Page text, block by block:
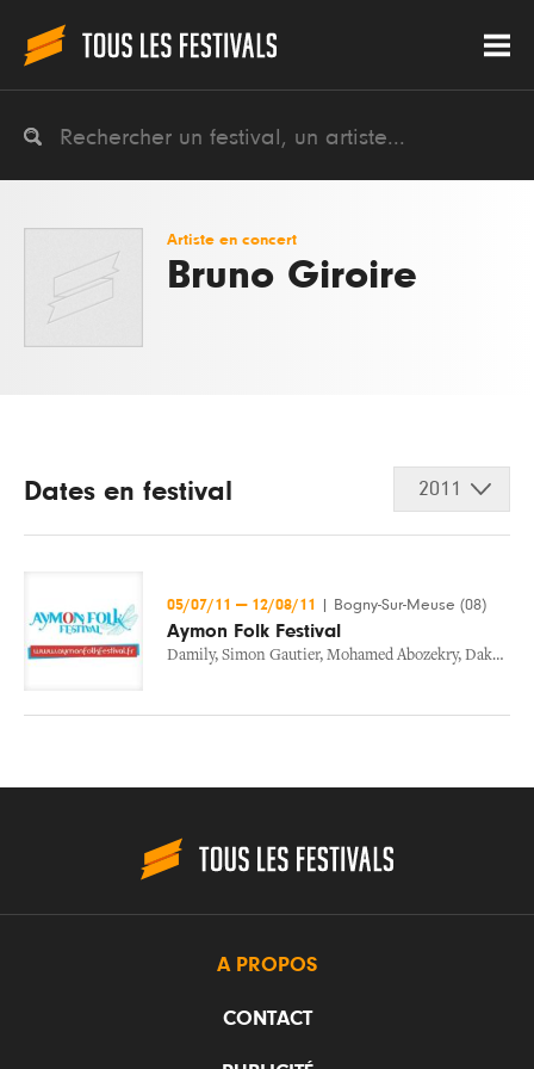
Artiste en concert
Bruno Giroire
Dates en festival 2011
05/07/11 — 12/08/11 Bogny-Sur-Meuse (08)
Aymon Folk Festival
Damily, Simon Gautier, Mohamed Abozekry, Dakha Brakha
A PROPOS
CONTACT